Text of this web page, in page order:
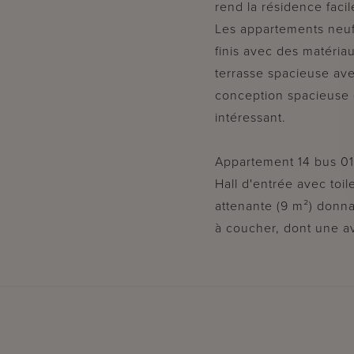
rend la résidence
Les appartements
finis avec des
terrasse spacieuse
conception
intéressant.
Appartement 14 bus
Hall d'entrée avec
attenante (9 m²)
à coucher, dont une